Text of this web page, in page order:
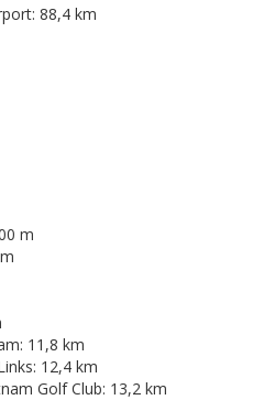
88,4 km
m
11,8 km
12,4 km
Golf Club: 13,2 km